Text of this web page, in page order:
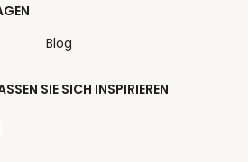
SIE SICH INSPIRIEREN
Blog